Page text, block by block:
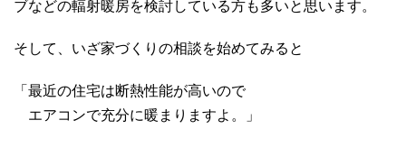
ブなどの輻射暖房を検討している方も多いと思います。
そして、いざ家づくりの相談を始めてみると
「最近の住宅は断熱性能が高いので
エアコンで充分に暖まりますよ。」